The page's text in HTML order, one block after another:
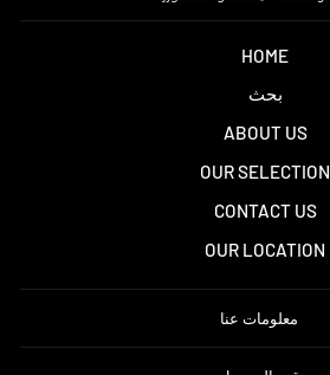
HOME
بحث
ABOUT US
OUR SELECTION
CONTACT US
OUR LOCATION
معلومات عنا